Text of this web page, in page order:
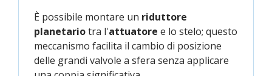
È possibile montare un riduttore
planetariotra l'attuatore e lo stelo; questo
meccanismo facilita il cambio di posizione
delle grandi valvole a sfera senza applicare